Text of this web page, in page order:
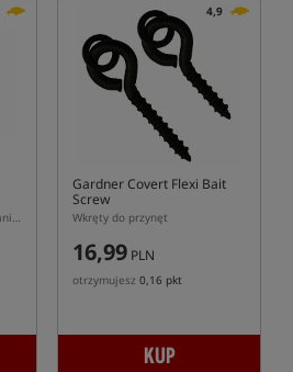
Gumki lateksowe do mocowania przynęt
4,9
Gardner Covert Flexi Bait
Screw
Wkręty do przynęt
16,99 PLN
otrzymujesz 0,16 pkt
KUP